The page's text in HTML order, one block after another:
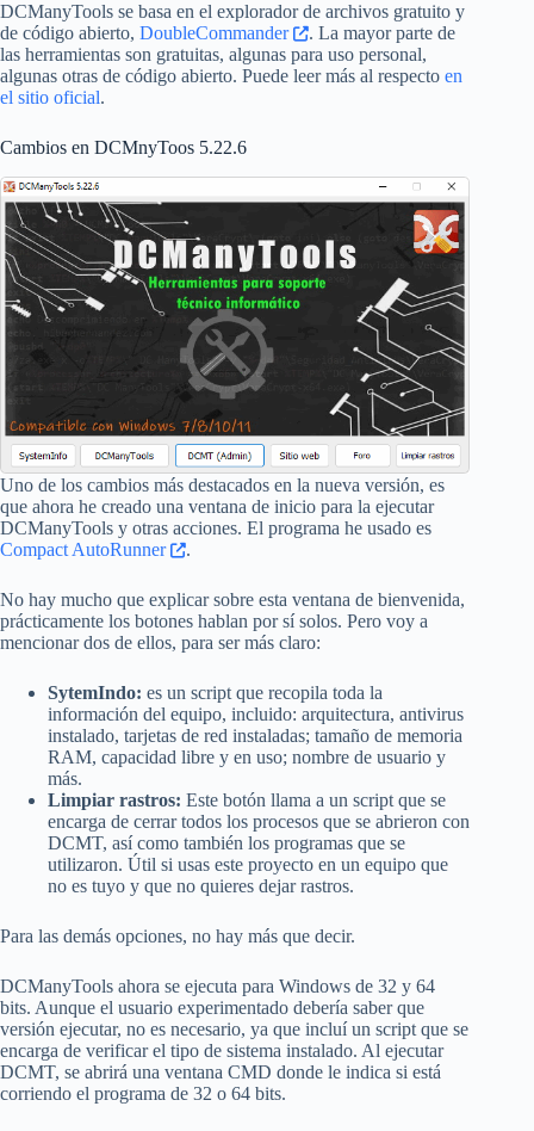
DCManyTools se basa en el explorador de archivos gratuito y
de código abierto, DoubleCommander
. La mayor parte de
las herramientas son gratuitas, algunas para uso personal,
algunas otras de código abierto. Puede leer más al respecto en
el sitio oficial.
Cambios en DCMnyToos 5.22.6
Uno de los cambios más destacados en la nueva versión, es
que ahora he creado una ventana de inicio para la ejecutar
DCManyTools y otras acciones. El programa he usado es
Compact AutoRunner
.
No hay mucho que explicar sobre esta ventana de bienvenida,
prácticamente los botones hablan por sí solos. Pero voy a
mencionar dos de ellos, para ser más claro:
SytemIndo: es un script que recopila toda la
información del equipo, incluido: arquitectura, antivirus
instalado, tarjetas de red instaladas; tamaño de memoria
RAM, capacidad libre y en uso; nombre de usuario y
más.
Limpiar rastros: Este botón llama a un script que se
encarga de cerrar todos los procesos que se abrieron con
DCMT, así como también los programas que se
utilizaron. Útil si usas este proyecto en un equipo que
no es tuyo y que no quieres dejar rastros.
Para las demás opciones, no hay más que decir.
DCManyTools ahora se ejecuta para Windows de 32 y 64
bits. Aunque el usuario experimentado debería saber que
versión ejecutar, no es necesario, ya que incluí un script que se
encarga de verificar el tipo de sistema instalado. Al ejecutar
DCMT, se abrirá una ventana CMD donde le indica si está
corriendo el programa de 32 o 64 bits.